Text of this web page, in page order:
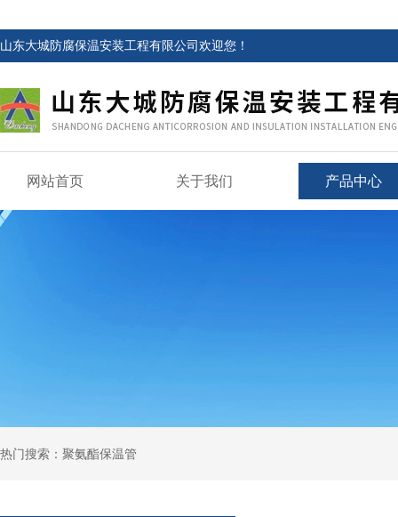
山东大城防腐保温安装工程有限公司欢迎您！
网站首页 关于我们 产品中心
热门搜索：聚氨酯保温管